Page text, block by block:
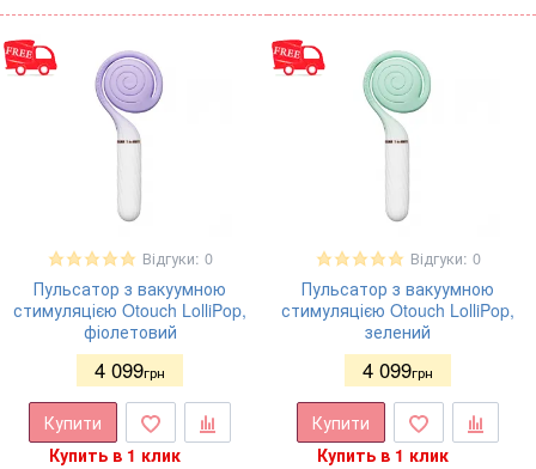
Відгуки: 0
Пульсатор з вакуумною
стимуляцією Otouch LolliPop,
фіолетовий
4 099грн
Купити
Купить в 1 клик
Відгуки: 0
Пульсатор з вакуумною
стимуляцією Otouch LolliPop,
зелений
4 099грн
Купити
Купить в 1 клик